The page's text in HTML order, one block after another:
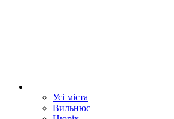
Усі міста
Вильнюс